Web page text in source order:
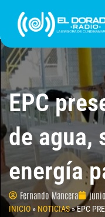
contenido
EPC
de agua,
energía
Fernando Mancera
INICIO» NOTICIAS»EPC